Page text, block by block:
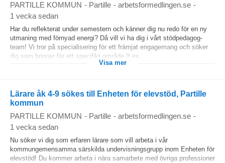
PARTILLE KOMMUN - Partille - arbetsformedlingen.se -
1 vecka sedan
Har du reflekterat under semestern och känner dig nu redo för en ny
utmaning med förnyad energi? Då vill vi ha dig i vårt stödpedagog-
team! Vi tror på specialisering för ett främjat engagemang och söker
dig som brinner för ett specifikt område (t.ex....
Visa mer
Lärare åk 4-9 sökes till Enheten för elevstöd, Partille
kommun
PARTILLE KOMMUN - Partille - arbetsformedlingen.se -
1 vecka sedan
Nu söker vi dig som erfaren lärare som vill arbeta i vår
kommungemensamma särskilda undervisningsgrupp inom Enheten för
elevstöd! Du kommer arbeta i nära samarbete med övriga professioner